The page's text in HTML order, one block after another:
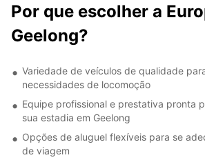
Por que escolher a
Geelong?
Variedade de veículos de qualidade
necessidades de locomoção
Equipe profissional e prestativa pronta
sua estadia em Geelong
Opções de aluguel flexíveis para se
de viagem